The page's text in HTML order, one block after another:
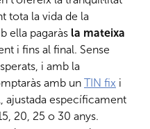
tota la vida de la
ella pagaràs la mateixa
i fins al final. Sense
i amb la
amb un TIN fix i
ajustada específicament
20, 25 o 30 anys.